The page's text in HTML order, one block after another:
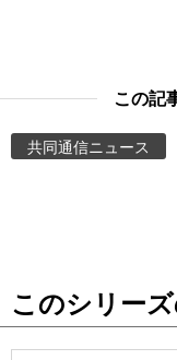
スポーツ・東京
Topics
Images
お知らせ
この記
共同通信ニュース
このシリー